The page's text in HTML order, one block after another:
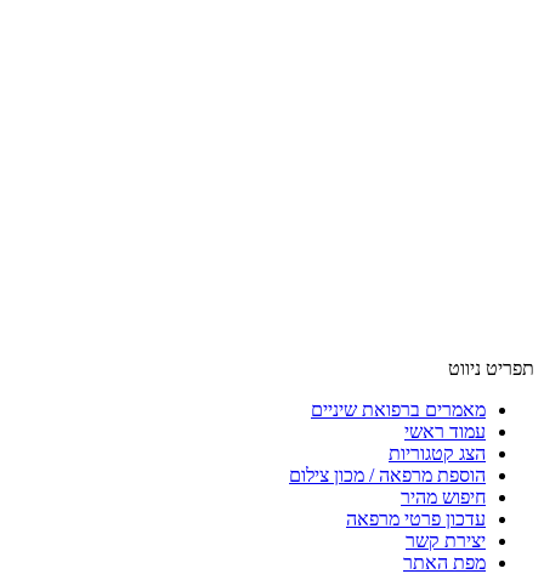
תפריט ניווט
מאמרים ברפואת שיניים
עמוד ראשי
הצג קטגוריות
הוספת מרפאה / מכון צילום
חיפוש מהיר
עדכון פרטי מרפאה
יצירת קשר
מפת האתר